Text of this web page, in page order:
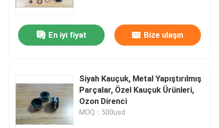
Hakkımızda
Fabrika turu
Bizimle iletişime geçin
En iyi fiyat Bize ulaşın
Siyah Kauçuk, Metal Yapıştırılmış
Parçalar, Özel Kauçuk Ürünleri,
Ozon Direnci
MOQ：500usd